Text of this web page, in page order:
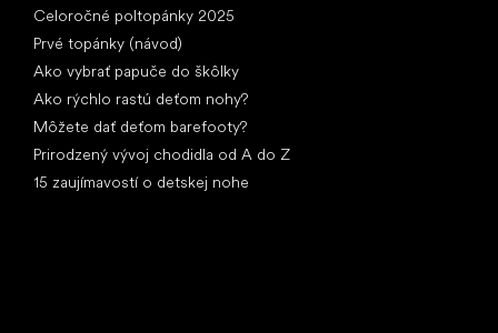
Celoročné poltopánky 2025
Prvé topánky (návod)
Ako vybrať papuče do škôlky
Ako rýchlo rastú deťom nohy?
Môžete dať deťom barefooty?
Prirodzený vývoj chodidla od A do Z
15 zaujímavostí o detskej nohe